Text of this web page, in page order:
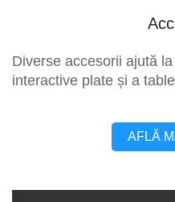
Diverse accesorii ajută
interactive plate și a
AFLĂ